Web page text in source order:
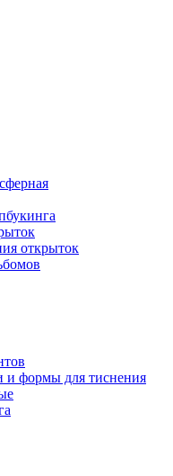
открыток
формы для тиснения